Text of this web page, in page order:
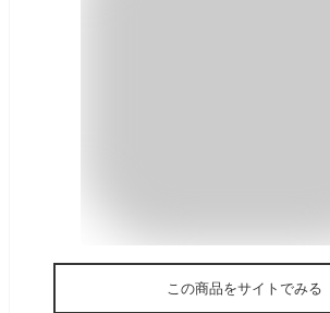
この商品をサイトでみる